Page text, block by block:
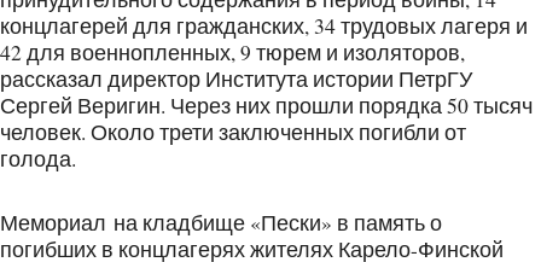
концлагерей для гражданских, 34 трудовых лагеря и
42 для военнопленных, 9 тюрем и изоляторов,
рассказал директор Института истории ПетрГУ
Сергей Веригин. Через них прошли порядка 50 тысяч
человек. Около трети заключенных погибли от
голода.
Мемориал на кладбище «Пески» в память о
погибших в концлагерях жителях Карело-Финской